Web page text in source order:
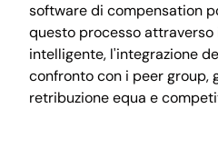
software di compensation
questo processo
intelligente, l'integrazione
confronto con i peer group,
retribuzione equa e